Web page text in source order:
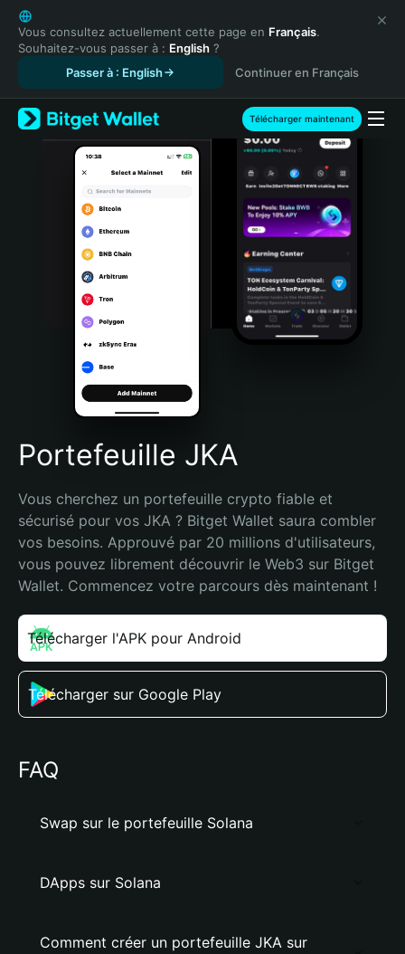
English
日本語
Tiếng Việt
Español (Latinoamérica)
Türkçe
Italiano
Português (Portugal)
Bahasa Indonesia
Português (Brasil)
Español (Argentina)
Vous consultez actuellement cette page en Français.
Souhaitez-vous passer à : English ?
Passer à : English
Continuer en Français
Télécharger maintenant
Portefeuille JKA
Vous cherchez un portefeuille crypto fiable et
sécurisé pour vos JKA ? Bitget Wallet saura combler
vos besoins. Approuvé par 20 millions d'utilisateurs,
vous pouvez librement découvrir le Web3 sur Bitget
Wallet. Commencez votre parcours dès maintenant !
Télécharger l'APK pour Android
Télécharger sur Google Play
FAQ
Swap sur le portefeuille Solana
DApps sur Solana
Comment créer un portefeuille JKA sur